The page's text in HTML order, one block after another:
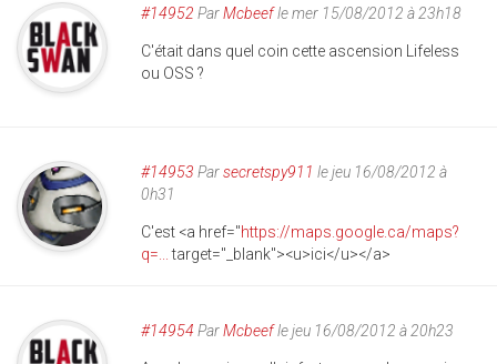
#14952 ParMcbeefle mer 15/08/2012 à 23h18
C'était dans quel coin cette ascension Lifeless
ou OSS ?
#14953 Parsecretspy911 le jeu 16/08/2012 à
0h31
C'est <a href="https://maps.google.ca/maps?
q=...
target="_blank"><u>ici</u></a>
#14954 ParMcbeefle jeu 16/08/2012 à 20h23